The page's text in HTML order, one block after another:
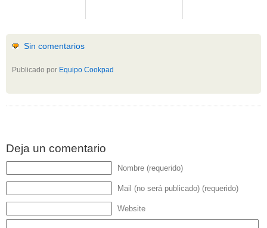
Sin comentarios
Publicado por Equipo Cookpad
Deja un comentario
Nombre (requerido)
Mail (no será publicado) (requerido)
Website